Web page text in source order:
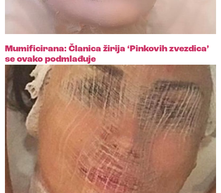
Mumificirana: Članica žirija ‘Pinkovih zvezdica’
se ovako podmlađuje